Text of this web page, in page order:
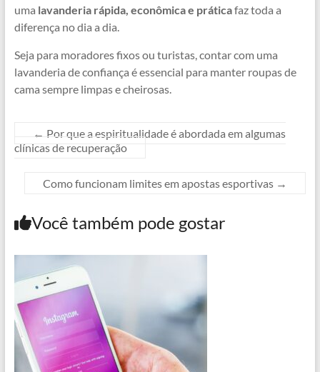
uma lavanderia rápida, econômica e práticafaz toda a
diferença no dia a dia.
Seja para moradores fixos ou turistas, contar com uma
lavanderia de confiança é essencial para manter roupas de
cama sempre limpas e cheirosas.
← Por que a espiritualidade é abordada em algumas
clínicas de recuperação
Como funcionam limites em apostas esportivas →
Você também pode gostar